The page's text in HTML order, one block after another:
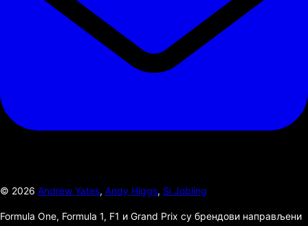
© 2026 Andrew Yates, Andy Higgs, Si Jobling
Formula One, Formula 1, F1 и Grand Prix су брендови направљени